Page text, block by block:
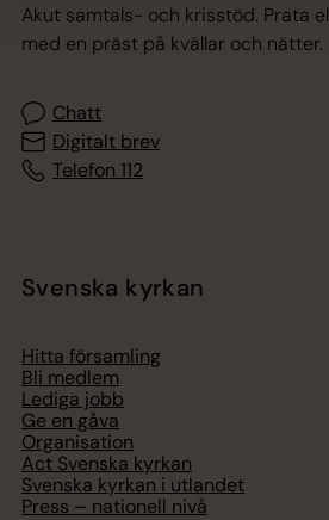
Akut samtals- och krisstöd. Prata
med en präst på kvällar och nätter.
Chatt
Digitalt brev
Telefon 112
Svenska kyrkan
Hitta församling
Bli medlem
Lediga jobb
Ge en gåva
Organisation
Act Svenska kyrkan
Svenska kyrkan i utlandet
Press – nationell nivå